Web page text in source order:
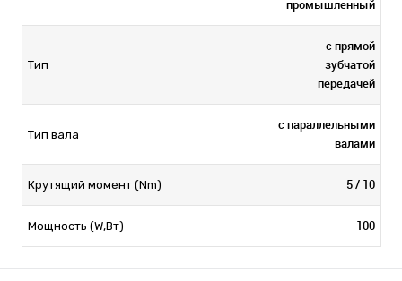
промышленный
Тип
с прямой
зубчатой
передачей
Тип вала
с параллельными
валами
Крутящий момент (Nm) 5 / 10
Мощность (W,Вт) 100